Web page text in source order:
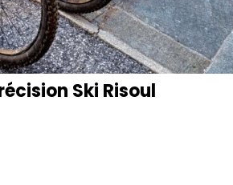
Ski Risoul